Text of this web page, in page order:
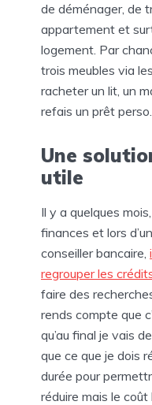
de déménager, de
appartement et
logement. Par
trois meubles via
racheter un lit, un
refais un prêt perso.
Une
utile
Il y a quelques
finances et lors
conseiller bancaire,
regrouper les
faire des
rends compte que
qu’au final je vais
que ce que je dois
durée pour
réduire mais le coût